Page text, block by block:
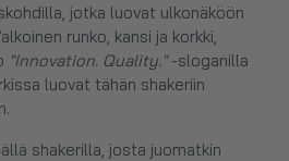
jotka luovat ulkonäköön
runko, kansi ja korkki,
"Innovation. Quality."-sloganilla
luovat tähän shakeriin
shakerilla, josta juomatkin